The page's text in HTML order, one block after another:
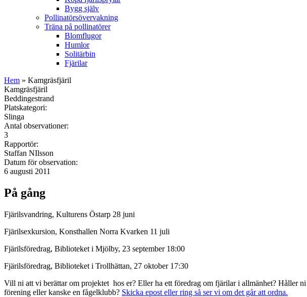
Bygg själv
Pollinatörsövervakning
Träna på pollinatörer
Blomflugor
Humlor
Solitärbin
Fjärilar
Hem » Kamgräsfjäril
Kamgräsfjäril
Beddingestrand
Platskategori:
Slinga
Antal observationer:
3
Rapportör:
Staffan NIlsson
Datum för observation:
6 augusti 2011
På gång
Fjärilsvandring, Kulturens Östarp 28 juni
Fjärilsexkursion, Konsthallen Norra Kvarken 11 juli
Fjärilsföredrag, Biblioteket i Mjölby, 23 september 18:00
Fjärilsföredrag, Biblioteket i Trollhättan, 27 oktober 17:30
Vill ni att vi berättar om projektet hos er? Eller ha ett föredrag om fjärilar i allmänhet? Håller
förening eller kanske en fågelklubb? Skicka epost eller ring så ser vi om det går att ordna.